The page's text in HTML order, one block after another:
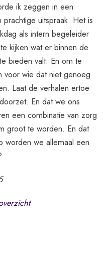
ik zeggen in een
prachtige uitspraak. Het is
als intern begeleider
kijken wat er binnen de
bieden valt. En om te
voor wie dat niet genoeg
Laat de verhalen ertoe
En dat we ons
een combinatie van zorg
groot te worden. En dat
worden we allemaal een